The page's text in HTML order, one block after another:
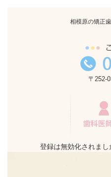
相模原の矯正
〒252-
登録は無効化されまし